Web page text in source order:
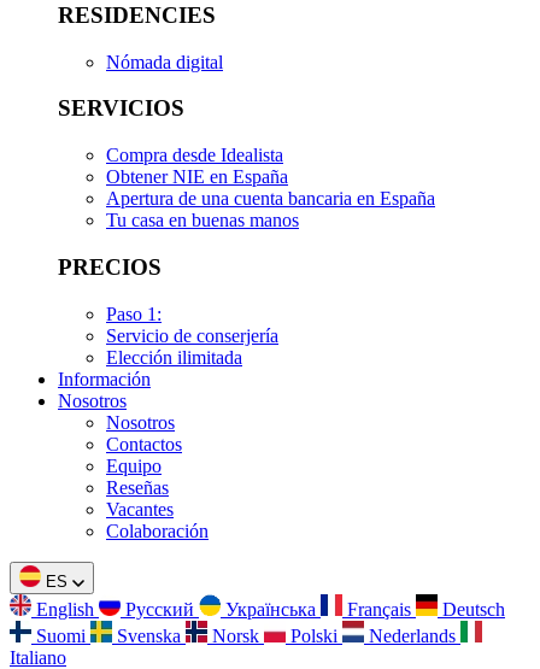
RESIDENCIES
Nómada digital
SERVICIOS
Compra desde Idealista
Obtener NIE en España
Apertura de una cuenta bancaria en España
Tu casa en buenas manos
PRECIOS
Paso 1:
Servicio de conserjería
Elección ilimitada
Información
Nosotros
Nosotros
Contactos
Equipo
Reseñas
Vacantes
Colaboración
ES
English Русский Українська Français
Deutsch
Suomi
Svenska Norsk Polski
Nederlands
Italiano